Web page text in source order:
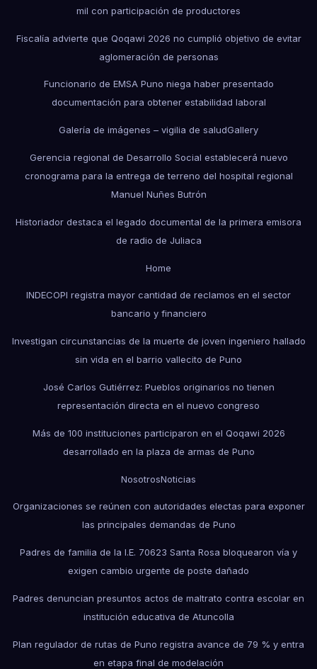
mil con participación de productores
Fiscalía advierte que Qoqawi 2026 no cumplió objetivo de evitar
aglomeración de personas
Funcionario de EMSA Puno niega haber presentado
documentación para obtener estabilidad laboral
Galería de imágenes – vigilia de saludGallery
Gerencia regional de Desarrollo Social establecerá nuevo
cronograma para la entrega de terreno del hospital regional
Manuel Nuñes Butrón
Historiador destaca el legado documental de la primera emisora
de radio de Juliaca
Home
INDECOPI registra mayor cantidad de reclamos en el sector
bancario y financiero
Investigan circunstancias de la muerte de joven ingeniero hallado
sin vida en el barrio vallecito de Puno
José Carlos Gutiérrez: Pueblos originarios no tienen
representación directa en el nuevo congreso
Más de 100 instituciones participaron en el Qoqawi 2026
desarrollado en la plaza de armas de Puno
NosotrosNoticias
Organizaciones se reúnen con autoridades electas para exponer
las principales demandas de Puno
Padres de familia de la I.E. 70623 Santa Rosa bloquearon vía y
exigen cambio urgente de poste dañado
Padres denuncian presuntos actos de maltrato contra escolar en
institución educativa de Atuncolla
Plan regulador de rutas de Puno registra avance de 79 % y entra
en etapa final de modelación